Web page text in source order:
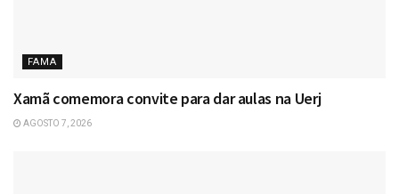
FAMA
Xamã comemora convite para dar aulas na Uerj
AGOSTO 7, 2026